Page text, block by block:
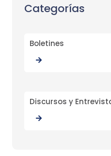
Categorías
Boletines
Discursos y